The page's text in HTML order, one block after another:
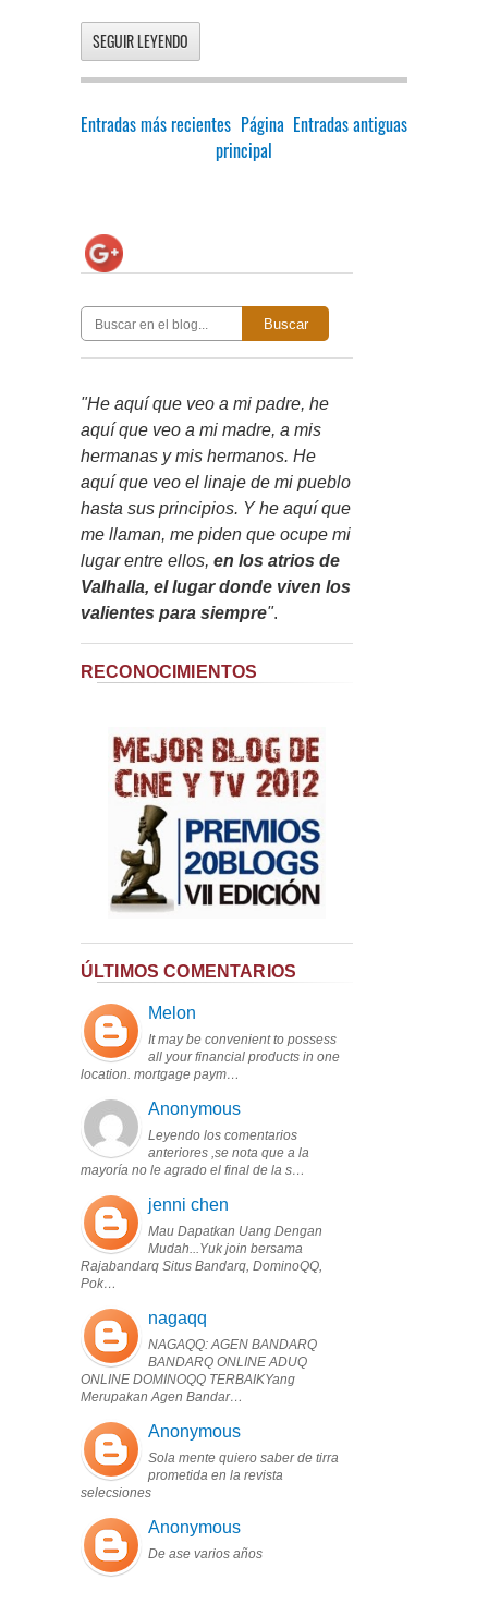
SEGUIR LEYENDO
Entradas más recientes Entradas antiguas
Página
principal
Buscar
"He aquí que veo a mi padre, he
aquí que veo a mi madre, a mis
hermanas y mis hermanos. He
aquí que veo el linaje de mi pueblo
hasta sus principios. Y he aquí que
me llaman, me piden que ocupe mi
lugar entre ellos, en los atrios de
Valhalla, el lugar donde viven los
valientes para siempre".
RECONOCIMIENTOS
ÚLTIMOS COMENTARIOS
Melon
It may be convenient to possess
all your financial products in one
location. mortgage paym…
Anonymous
Leyendo los comentarios
anteriores ,se nota que a la
mayoría no le agrado el final de la s…
jenni chen
Mau Dapatkan Uang Dengan
Mudah...Yuk join bersama
Rajabandarq Situs Bandarq, DominoQQ,
Pok…
nagaqq
NAGAQQ: AGEN BANDARQ
BANDARQ ONLINE ADUQ
ONLINE DOMINOQQ TERBAIKYang
Merupakan Agen Bandar…
Anonymous
Sola mente quiero saber de tirra
prometida en la revista
selecsiones
Anonymous
De ase varios años